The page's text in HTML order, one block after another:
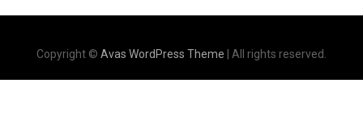
Copyright © Avas WordPress Theme | All rights reserved.